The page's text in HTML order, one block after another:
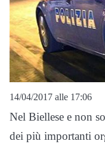
14/04/2017 alle 17:06
Nel Biellese e non
dei più importanti